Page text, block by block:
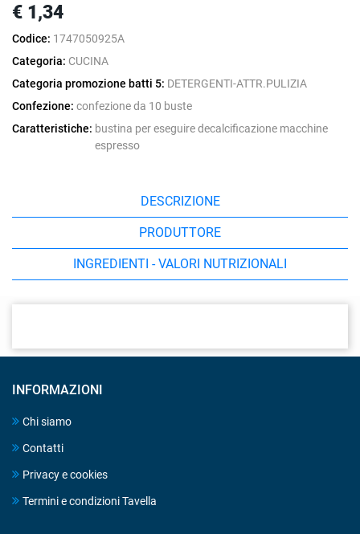
€ 1,34
Codice: 1747050925A
Categoria: CUCINA
Categoria promozione batti 5: DETERGENTI-ATTR.PULIZIA
Confezione: confezione da 10 buste
Caratteristiche: bustina per eseguire decalcificazione macchine
espresso
DESCRIZIONE
PRODUTTORE
INGREDIENTI - VALORI NUTRIZIONALI
INFORMAZIONI
Chi siamo
Contatti
Privacy e cookies
Termini e condizioni Tavella